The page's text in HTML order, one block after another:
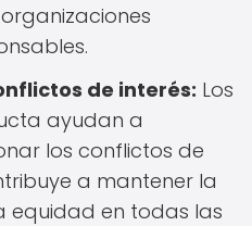
de interés: Los
ayudan a
los conflictos de
a mantener la
equidad en todas las